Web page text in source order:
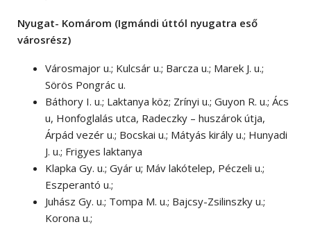
Nyugat- Komárom (Igmándi úttól nyugatra eső
városrész)
Városmajor u.; Kulcsár u.; Barcza u.; Marek J. u.;
Sörös Pongrác u.
Báthory I. u.; Laktanya köz; Zrínyi u.; Guyon R. u.; Ács
u, Honfoglalás utca, Radeczky – huszárok útja,
Árpád vezér u.; Bocskai u.; Mátyás király u.; Hunyadi
J. u.; Frigyes laktanya
Klapka Gy. u.; Gyár u; Máv lakótelep, Péczeli u.;
Eszperantó u.;
Juhász Gy. u.; Tompa M. u.; Bajcsy-Zsilinszky u.;
Korona u.;